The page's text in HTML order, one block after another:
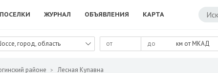
ПОСЕЛКИ ЖУРНАЛ ОБЪЯВЛЕНИЯ КАРТА
город, область км от МКАД
районе Лесная Купавна